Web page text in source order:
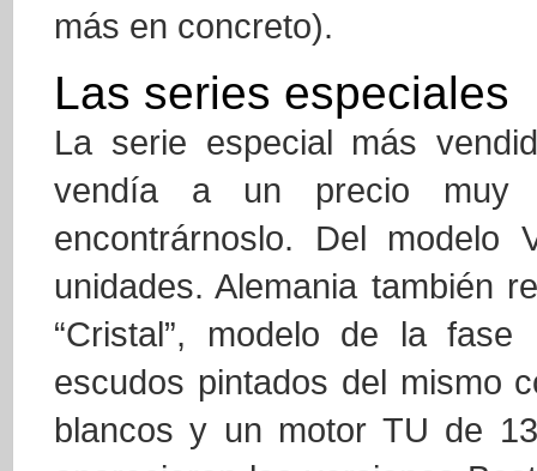
más en concreto).
Las series especiales
La serie especial más
vendía a un precio muy
encontrárnoslo. Del modelo
unidades. Alemania también
“Cristal”, modelo de la
escudos pintados del mismo
blancos y un motor TU de